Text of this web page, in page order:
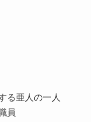
る亜人の一人
員